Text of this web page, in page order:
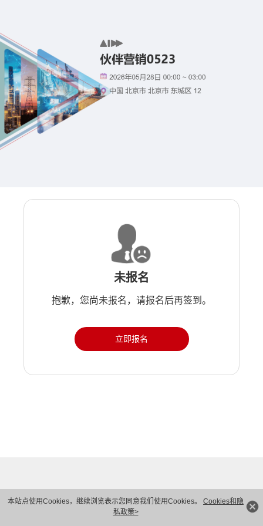
本站点使用Cookies，继续浏览表示您同意我们使用Cookies。 Cookies和隐
私政策>
未报名
抱歉，您尚未报名，请报名后再签到。
立即报名